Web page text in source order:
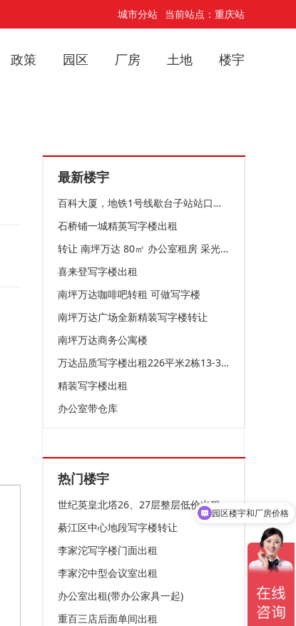
城市分站 当前站点：重庆站
政策 园区 厂房 土地 楼宇
最新楼宇
百科大厦，地铁1号线歇台子站站口党校旁写字楼出租
石桥铺一城精英写字楼出租
转让 南坪万达 80㎡ 办公室租房 采光空间好 非中介
喜来登写字楼出租
南坪万达咖啡吧转租 可做写字楼
南坪万达广场全新精装写字楼转让
南坪万达商务公寓楼
万达品质写字楼出租226平米2栋13-3.4豪装带家具
精装写字楼出租
办公室带仓库
热门楼宇
世纪英皇北塔26、27层整层低价出租
綦江区中心地段写字楼转让
李家沱写字楼门面出租
李家沱中型会议室出租
办公室出租(带办公家具一起)
重百三店后面单间出租
园区优惠政策
园区楼宇和厂房价格